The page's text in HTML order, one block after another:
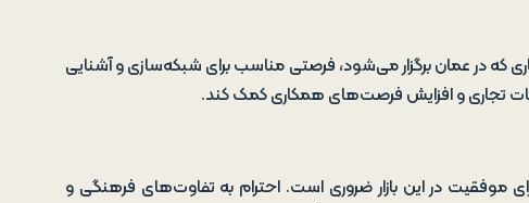
که در عمان برگزار می‌شود، فرصتی مناسب برای شبکه‌سازی و آشنایی
تجاری و افزایش فرصت‌های همکاری کمک کند.
در این بازار ضروری است. احترام به تفاوت‌های فرهنگی و